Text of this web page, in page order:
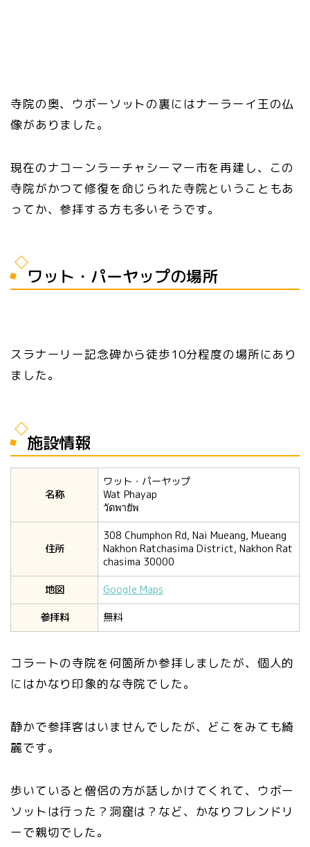
寺院の奥、ウボーソットの裏にはナーラーイ王の仏
像がありました。
現在のナコーンラーチャシーマー市を再建し、この
寺院がかつて修復を命じられた寺院ということもあ
ってか、参拝する方も多いそうです。
ワット・パーヤップの場所
スラナーリー記念碑から徒歩10分程度の場所にあり
ました。
施設情報
名称
ワット・パーヤップ
Wat Phayap
วัดพายัพ
住所
308 Chumphon Rd, Nai Mueang, Mueang
Nakhon Ratchasima District, Nakhon Rat
chasima 30000
地図
Google Maps
参拝料
無料
コラートの寺院を何箇所か参拝しましたが、個人的
にはかなり印象的な寺院でした。
静かで参拝客はいませんでしたが、どこをみても綺
麗です。
歩いていると僧侶の方が話しかけてくれて、ウボー
ソットは行った？洞窟は？など、かなりフレンドリ
ーで親切でした。